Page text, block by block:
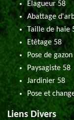
Elagueur 58
Abattage
Taille de haie
Etêtage 58
Pose de
Paysagiste 58
Jardinier 58
Pose et
Liens Divers